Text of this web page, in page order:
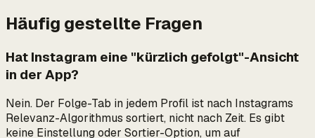
Häufig gestellte Fragen
Hat Instagram eine "kürzlich gefolgt"-Ansicht
in der App?
Nein. Der Folge-Tab in jedem Profil ist nach Instagrams
Relevanz-Algorithmus sortiert, nicht nach Zeit. Es gibt
keine Einstellung oder Sortier-Option, um auf